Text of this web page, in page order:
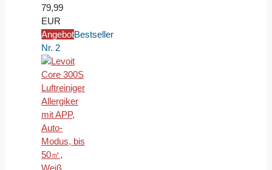
79,99
EUR
AngebotBestseller
Nr. 2